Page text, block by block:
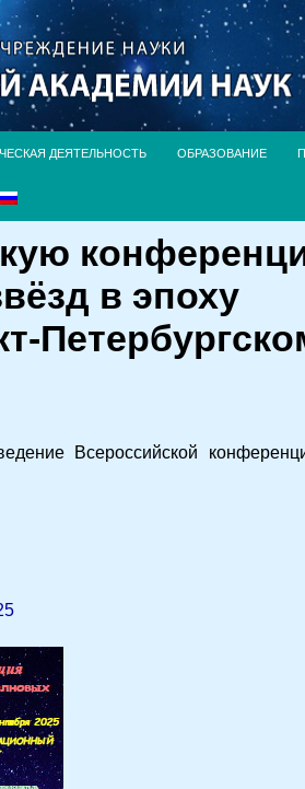
ДЕЯТЕЛЬНОСТЬ ОБРАЗОВАНИЕ
в эпоху
Всероссийской